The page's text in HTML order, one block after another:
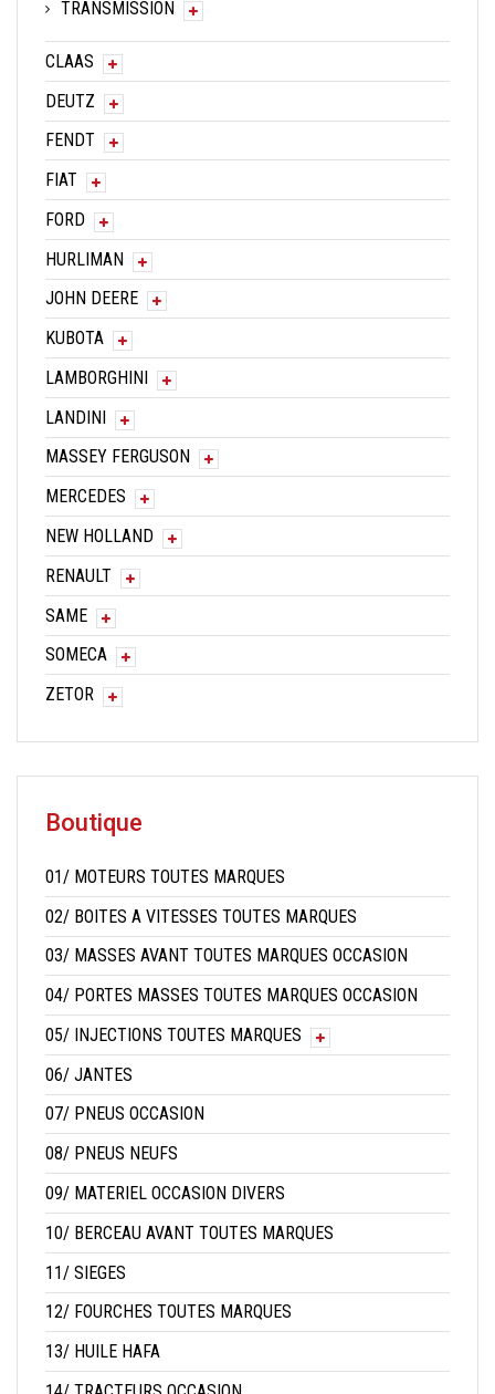
TRANSMISSION
CLAAS
DEUTZ
FENDT
FIAT
FORD
HURLIMAN
JOHN DEERE
KUBOTA
LAMBORGHINI
LANDINI
MASSEY FERGUSON
MERCEDES
NEW HOLLAND
RENAULT
SAME
SOMECA
ZETOR
Boutique
01/ MOTEURS TOUTES MARQUES
02/ BOITES A VITESSES TOUTES MARQUES
03/ MASSES AVANT TOUTES MARQUES OCCASION
04/ PORTES MASSES TOUTES MARQUES OCCASION
05/ INJECTIONS TOUTES MARQUES
06/ JANTES
07/ PNEUS OCCASION
08/ PNEUS NEUFS
09/ MATERIEL OCCASION DIVERS
10/ BERCEAU AVANT TOUTES MARQUES
11/ SIEGES
12/ FOURCHES TOUTES MARQUES
13/ HUILE HAFA